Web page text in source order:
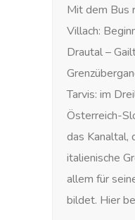
Mit dem Bus
Villach:
Drautal –
Tarvis: im
Österreich-
das Kanaltal,
italienische
allem für
bildet. Hier